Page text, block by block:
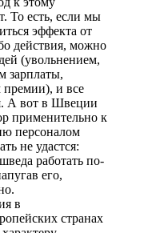
То есть, если мы
эффекта от
действия, можно
(увольнением,
зарплаты,
и все
А вот в Швеции
применительно к
персоналом
не удастся:
работать по-
его,
в
странах